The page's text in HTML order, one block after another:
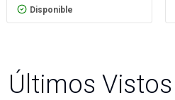
Disponible
Últimos Vistos